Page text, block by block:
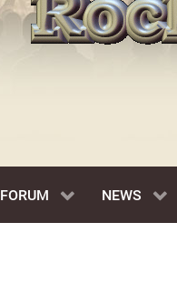
FORUM NEWS